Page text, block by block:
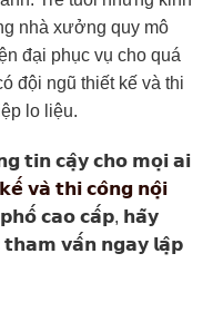
nhà xưởng quy mô
đại phục vụ cho quá
đội ngũ thiết kế và thi
lo liệu.
𝘁𝗶𝗻 𝗰𝗮̣̂𝘆 𝗰𝗵𝗼 𝗺𝗼̣𝗶 𝗮𝗶
𝘃𝗮̀ 𝘁𝗵𝗶 𝗰𝗼̂𝗻𝗴 𝗻𝗼̣̂𝗶
𝗽𝗵𝗼̂́ 𝗰𝗮𝗼 𝗰𝗮̂́𝗽, 𝗵𝗮̃𝘆
𝘁𝗵𝗮𝗺 𝘃𝗮̂́𝗻 𝗻𝗴𝗮𝘆 𝗹𝗮̣̂𝗽